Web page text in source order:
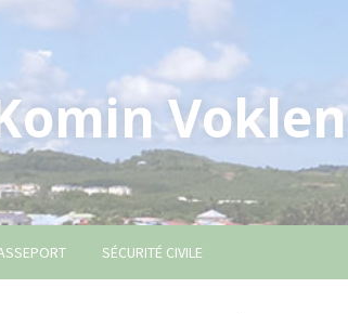
Voklen
SÉCURITÉ CIVILE